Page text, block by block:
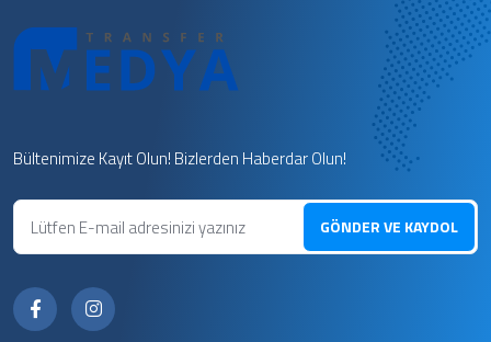
Bültenimize Kayıt Olun! Bizlerden Haberdar Olun!
GÖNDER VE KAYDOL